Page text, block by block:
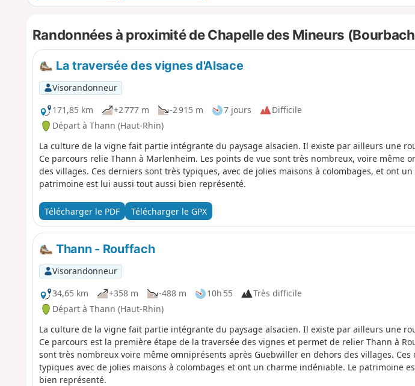
Randonnées à proximité de Chapelle des Mineurs
La traversée des vignes d'Alsace
Visorandonneur
171,85 km
+2 777 m -2 915 m 7 jours
Difficile
Départ à Thann (Haut-Rhin)
La culture de la vigne fait partie intégrante du paysage alsacien. Il existe par ailleurs une
Ce parcours relie Thann à Marlenheim. Les points de vue sont très nombreux, voire même
des villages. Ces derniers sont très typiques, avec de jolies maisons à colombages, et ont
patrimoine est lui aussi tout aussi bien représenté.
Télécharger le PDF Télécharger le GPX
Thann - Rouffach
Visorandonneur
34,65 km
+358 m -488 m 10h 55
Très difficile
Départ à Thann (Haut-Rhin)
La culture de la vigne fait partie intégrante du paysage alsacien. Il existe par ailleurs une
Ce parcours est la première étape de la traversée des vignes et permet de relier Thann à
sont très nombreux voire même omniprésents après Guebwiller en dehors des villages.
typiques avec de jolies maisons à colombages et ont un charme indéniable. Le patrimoine
bien représenté.